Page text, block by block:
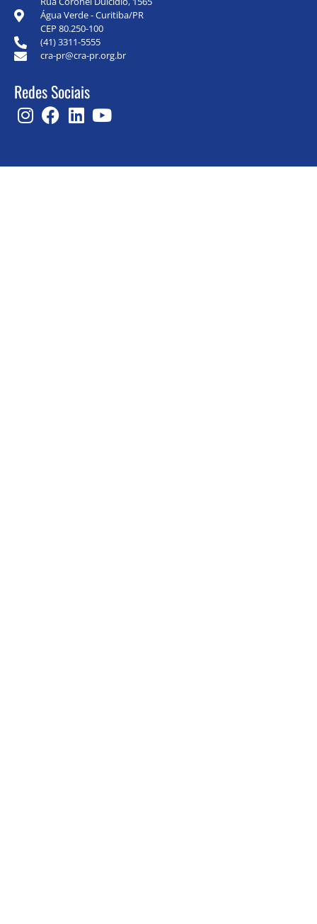
Água Verde - Curitiba/PR
CEP 80.250-100
(41) 3311-5555
cra-pr@cra-pr.org.br
Redes Sociais